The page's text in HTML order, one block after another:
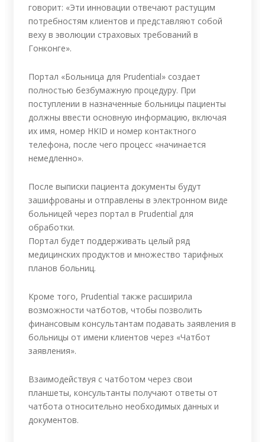
говорит: «Эти инновации отвечают растущим
потребностям клиентов и представляют собой
веху в эволюции страховых требований в
Гонконге».
Портал «Больница для Prudential» создает
полностью безбумажную процедуру. При
поступлении в назначенные больницы пациенты
должны ввести основную информацию, включая
их имя, номер HKID и номер контактного
телефона, после чего процесс «начинается
немедленно».
После выписки пациента документы будут
зашифрованы и отправлены в электронном виде
больницей через портал в Prudential для
обработки.
Портал будет поддерживать целый ряд
медицинских продуктов и множество тарифных
планов больниц.
Кроме того, Prudential также расширила
возможности чатботов, чтобы позволить
финансовым консультантам подавать заявления в
больницы от имени клиентов через «Чатбот
заявления».
Взаимодействуя с чатботом через свои
планшеты, консультанты получают ответы от
чатбота относительно необходимых данных и
документов.